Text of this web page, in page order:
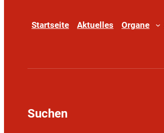
Startseite Aktuelles Organe
Suchen